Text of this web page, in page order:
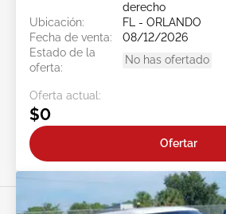
derecho
Ubicación:
FL - ORLANDO
Fecha de venta:
08/12/2026
Estado de la
oferta:
No has ofertado
Oferta actual:
$0
Ofertar